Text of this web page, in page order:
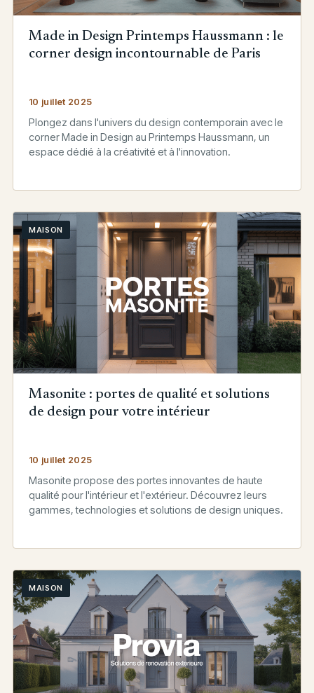
Made in Design Printemps Haussmann : le
corner design incontournable de Paris
10 juillet 2025
Plongez dans l'univers du design contemporain avec le
corner Made in Design au Printemps Haussmann, un
espace dédié à la créativité et à l'innovation.
MAISON
Masonite : portes de qualité et solutions
de design pour votre intérieur
10 juillet 2025
Masonite propose des portes innovantes de haute
qualité pour l'intérieur et l'extérieur. Découvrez leurs
gammes, technologies et solutions de design uniques.
MAISON